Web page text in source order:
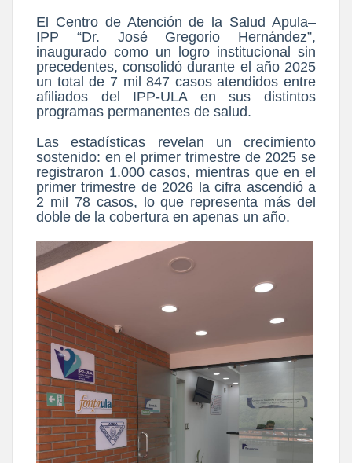
El Centro de Atención de la Salud Apula–
IPP “Dr. José Gregorio Hernández”,
inaugurado como un logro institucional sin
precedentes, consolidó durante el año 2025
un total de 7 mil 847 casos atendidos entre
afiliados del IPP-ULA en sus distintos
programas permanentes de salud.
Las estadísticas revelan un crecimiento
sostenido: en el primer trimestre de 2025 se
registraron 1.000 casos, mientras que en el
primer trimestre de 2026 la cifra ascendió a
2 mil 78 casos, lo que representa más del
doble de la cobertura en apenas un año.